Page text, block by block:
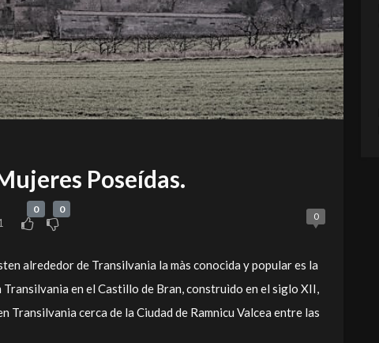
Poseídas.
0 0
0
alrededor de Transilvania la màs conocida y popular es la
en el Castillo de Bran, construìdo en el siglo XII,
Transilvania cerca de la Ciudad de Ramnicu Valcea entre las